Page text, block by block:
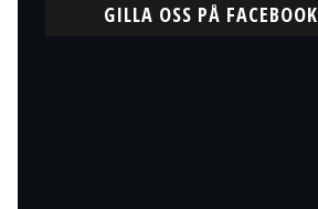
GILLA OSS PÅ FACEBOOK